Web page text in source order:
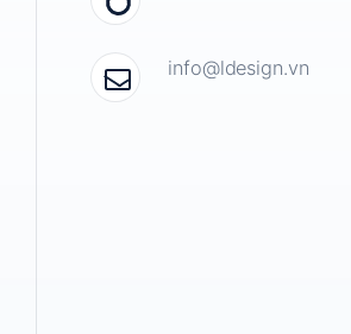
info@ldesign.vn